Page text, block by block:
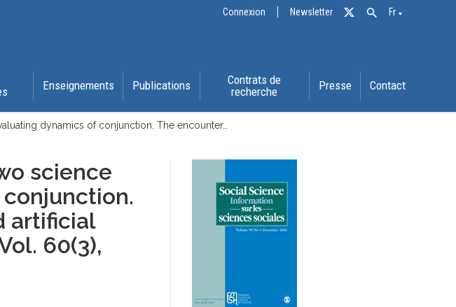
Connexion Newsletter Fr
Enseignements Publications
Contrats de
recherche
Presse Contact
dynamics of conjunction. The encounter…
science
artificial
60(3),